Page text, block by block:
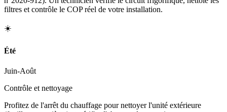
filtres et contrôle le COP réel de votre installation.
☀️
Été
Juin-Août
Contrôle et nettoyage
Profitez de l'arrêt du chauffage pour nettoyer l'unité extérieure